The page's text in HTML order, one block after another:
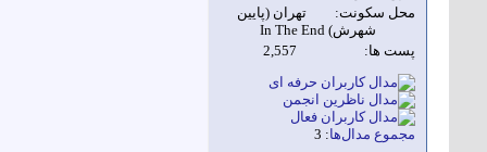
محل سكونت
تهران (پایین
شهرش) In The End
پست ها
2,557
مجموع مدال‌ها: 3